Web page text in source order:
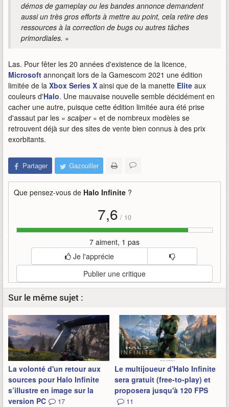
démos de gameplay ou les bandes annonce demandent
aussi un très gros efforts à mettre au point, cela retire des
ressources à la correction de bugs ou autres tâches
primordiales. »
Las. Pour fêter les 20 années d'existence de la licence,
Microsoft annonçait lors de la Gamescom 2021 une édition
limitée de la Xbox Series X ainsi que de la manette Elite aux
couleurs d'Halo. Une mauvaise nouvelle semble décidément en
cacher une autre, puisque cette édition limitée aura été prise
d'assaut par les « scalper» et de nombreux modèles se
retrouvent déjà sur des sites de vente bien connus à des prix
exorbitants.
Partager Gazouiller
Que pensez-vous de Halo Infinite ?
7,6 / 10
7 aiment, 1 pas
Je l'apprécie
Publier une critique
Sur le même sujet :
La volonté d'un retour aux
sources pour Halo Infinite
s’illustre en image sur la
version PC
17
Le multijoueur d'Halo Infinite
sera gratuit (free-to-play) et
proposera jusqu'à 120 FPS
11